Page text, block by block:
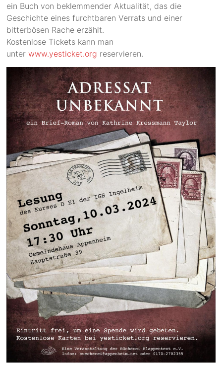
ein Buch von beklemmender Aktualität, das die
Geschichte eines furchtbaren Verrats und einer
bitterbösen Rache erzählt.
Kostenlose Tickets kann man
unterwww.yesticket.org reservieren.